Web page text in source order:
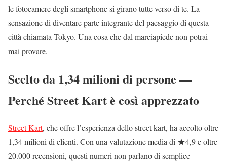
le fotocamere degli smartphone si girano tutte verso di te. La
sensazione di diventare parte integrante del paesaggio di questa
città chiamata Tokyo. Una cosa che dal marciapiede non potrai
mai provare.
Scelto da 1,34 milioni di persone —
Perché Street Kart è così apprezzato
Street Kart, che offre l’esperienza dello street kart, ha accolto oltre
1,34 milioni di clienti. Con una valutazione media di ★4,9 e oltre
20.000 recensioni, questi numeri non parlano di semplice